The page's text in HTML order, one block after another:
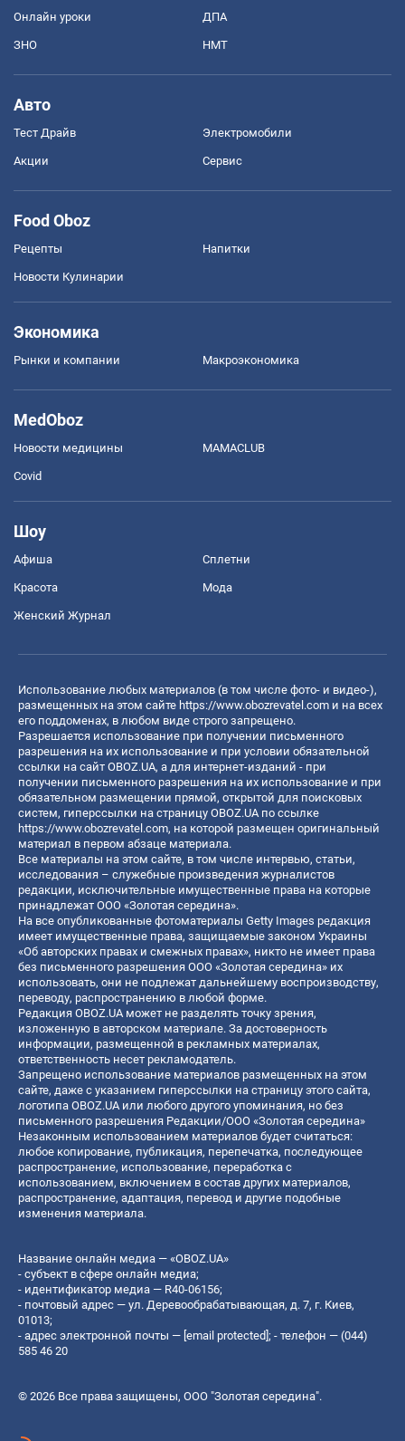
Онлайн уроки ДПА
ЗНО НМТ
Авто
Тест Драйв Электромобили
Акции Сервис
Food Oboz
Рецепты Напитки
Новости Кулинарии
Экономика
Рынки и компании Mакроэкономика
MedOboz
Новости медицины MAMACLUB
Covid
Шоу
Афиша Сплетни
Красота Мода
Женский Журнал
Использование любых материалов (в том числе фото- и видео-),
размещенных на этом сайте https://www.obozrevatel.com и на всех
его поддоменах, в любом виде строго запрещено.
Разрешается использование при получении письменного
разрешения на их использование и при условии обязательной
ссылки на сайт OBOZ.UA, а для интернет-изданий - при
получении письменного разрешения на их использование и при
обязательном размещении прямой, открытой для поисковых
систем, гиперссылки на страницу OBOZ.UA по ссылке
https://www.obozrevatel.com, на которой размещен оригинальный
материал в первом абзаце материала.
Все материалы на этом сайте, в том числе интервью, статьи,
исследования – служебные произведения журналистов
редакции, исключительные имущественные права на которые
принадлежат ООО «Золотая середина».
На все опубликованные фотоматериалы Getty Images редакция
имеет имущественные права, защищаемые законом Украины
«Об авторских правах и смежных правах», никто не имеет права
без письменного разрешения ООО «Золотая середина» их
использовать, они не подлежат дальнейшему воспроизводству,
переводу, распространению в любой форме.
Редакция OBOZ.UA может не разделять точку зрения,
изложенную в авторском материале. За достоверность
информации, размещенной в рекламных материалах,
ответственность несет рекламодатель.
Запрещено использование материалов размещенных на этом
сайте, даже с указанием гиперссылки на страницу этого сайта,
логотипа OBOZ.UA или любого другого упоминания, но без
письменного разрешения Редакции/ООО «Золотая середина»
Незаконным использованием материалов будет считаться:
любое копирование, публикация, перепечатка, последующее
распространение, использование, переработка с
использованием, включением в состав других материалов,
распространение, адаптация, перевод и другие подобные
изменения материала.
Название онлайн медиа — «OBOZ.UA»
- субъект в сфере онлайн медиа;
- идентификатор медиа — R40-06156;
- почтовый адрес — ул. Деревообрабатывающая, д. 7, г. Киев,
01013;
- адрес электронной почты — [email protected]; - телефон — (044)
585 46 20
© 2026 Все права защищены, ООО "Золотая середина".